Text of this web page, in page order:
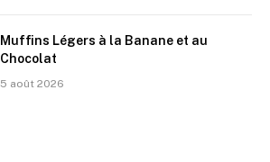
Muffins Légers à la Banane et au
Chocolat
5 août 2026